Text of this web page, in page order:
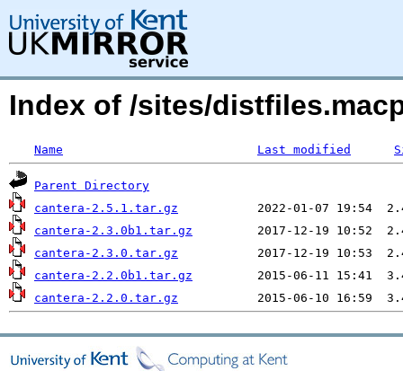
Index of /sites/
Name Last modified
Parent Directory
cantera-2.5.1.tar.gz
cantera-2.3.0b1.tar.gz
cantera-2.3.0.tar.gz
cantera-2.2.0b1.tar.gz
cantera-2.2.0.tar.gz